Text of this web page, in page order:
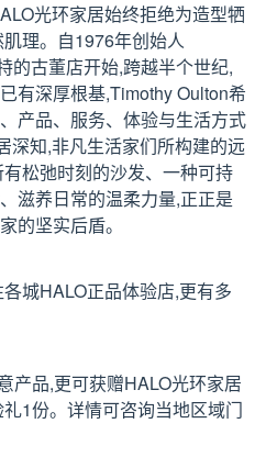
光环家居始终拒绝为造型牺
理。自1976年创始人
的古董店开始,跨越半个世纪,
有深厚根基,Timothy Oulton希
产品、服务、体验与生活方式
深知,非凡生活家们所构建的远
松弛时刻的沙发、一种可持
滋养日常的温柔力量,正正是
的坚实后盾。
城HALO正品体验店,更有多
产品,更可获赠HALO光环家居
1份。详情可咨询当地区域门